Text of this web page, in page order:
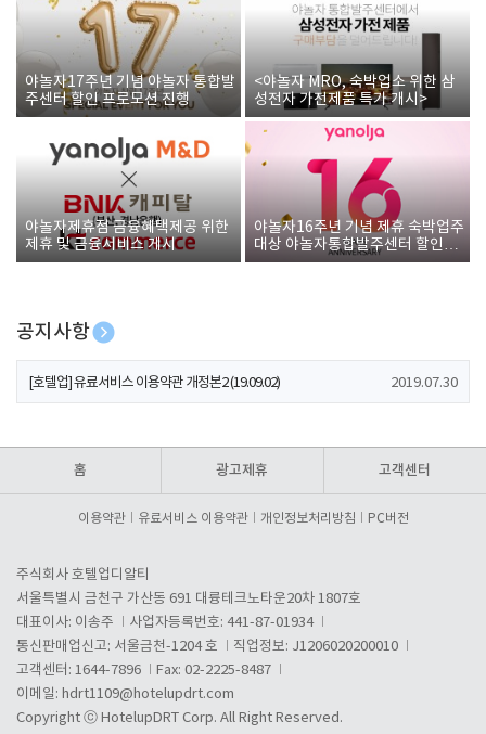
야놀자17주년 기념 야놀자 통합발
주센터 할인 프로모션 진행
<야놀자 MRO, 숙박업소 위한 삼
성전자 가전제품 특가 개시>
야놀자제휴점 금융혜택제공 위한
제휴 및 금융서비스 게시
야놀자16주년 기념 제휴 숙박업주
대상 야놀자통합발주센터 할인쿠
폰 증정
공지사항
[호텔업] 개인정보 처리방침 개정본1 (19.09.02)
[호텔업] 유료서비스 이용약관 개정본2 (19.09.02) 2019.07.30
홈 광고제휴 고객센터
이용약관 유료서비스 이용약관 개인정보처리방침 PC버전
주식회사 호텔업디알티
서울특별시 금천구 가산동 691 대륭테크노타운20차 1807호
대표이사: 이송주
사업자등록번호: 441-87-01934
통신판매업신고: 서울금천-1204 호
직업정보: J1206020200010
고객센터: 1644-7896
Fax: 02-2225-8487
이메일: hdrt1109@hotelupdrt.com
Copyright ⓒ HotelupDRT Corp. All Right Reserved.